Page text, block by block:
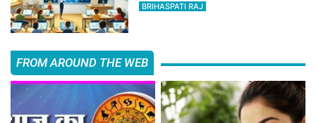
BRIHASPATI RAJ
FROM AROUND THE WEB